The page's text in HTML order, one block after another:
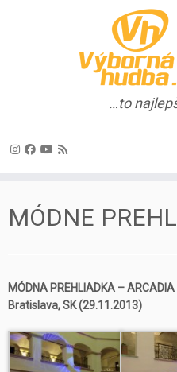
content
…to
MÓDNE
MÓDNA PREHLIADKA –
Bratislava, SK (29.11.2013)